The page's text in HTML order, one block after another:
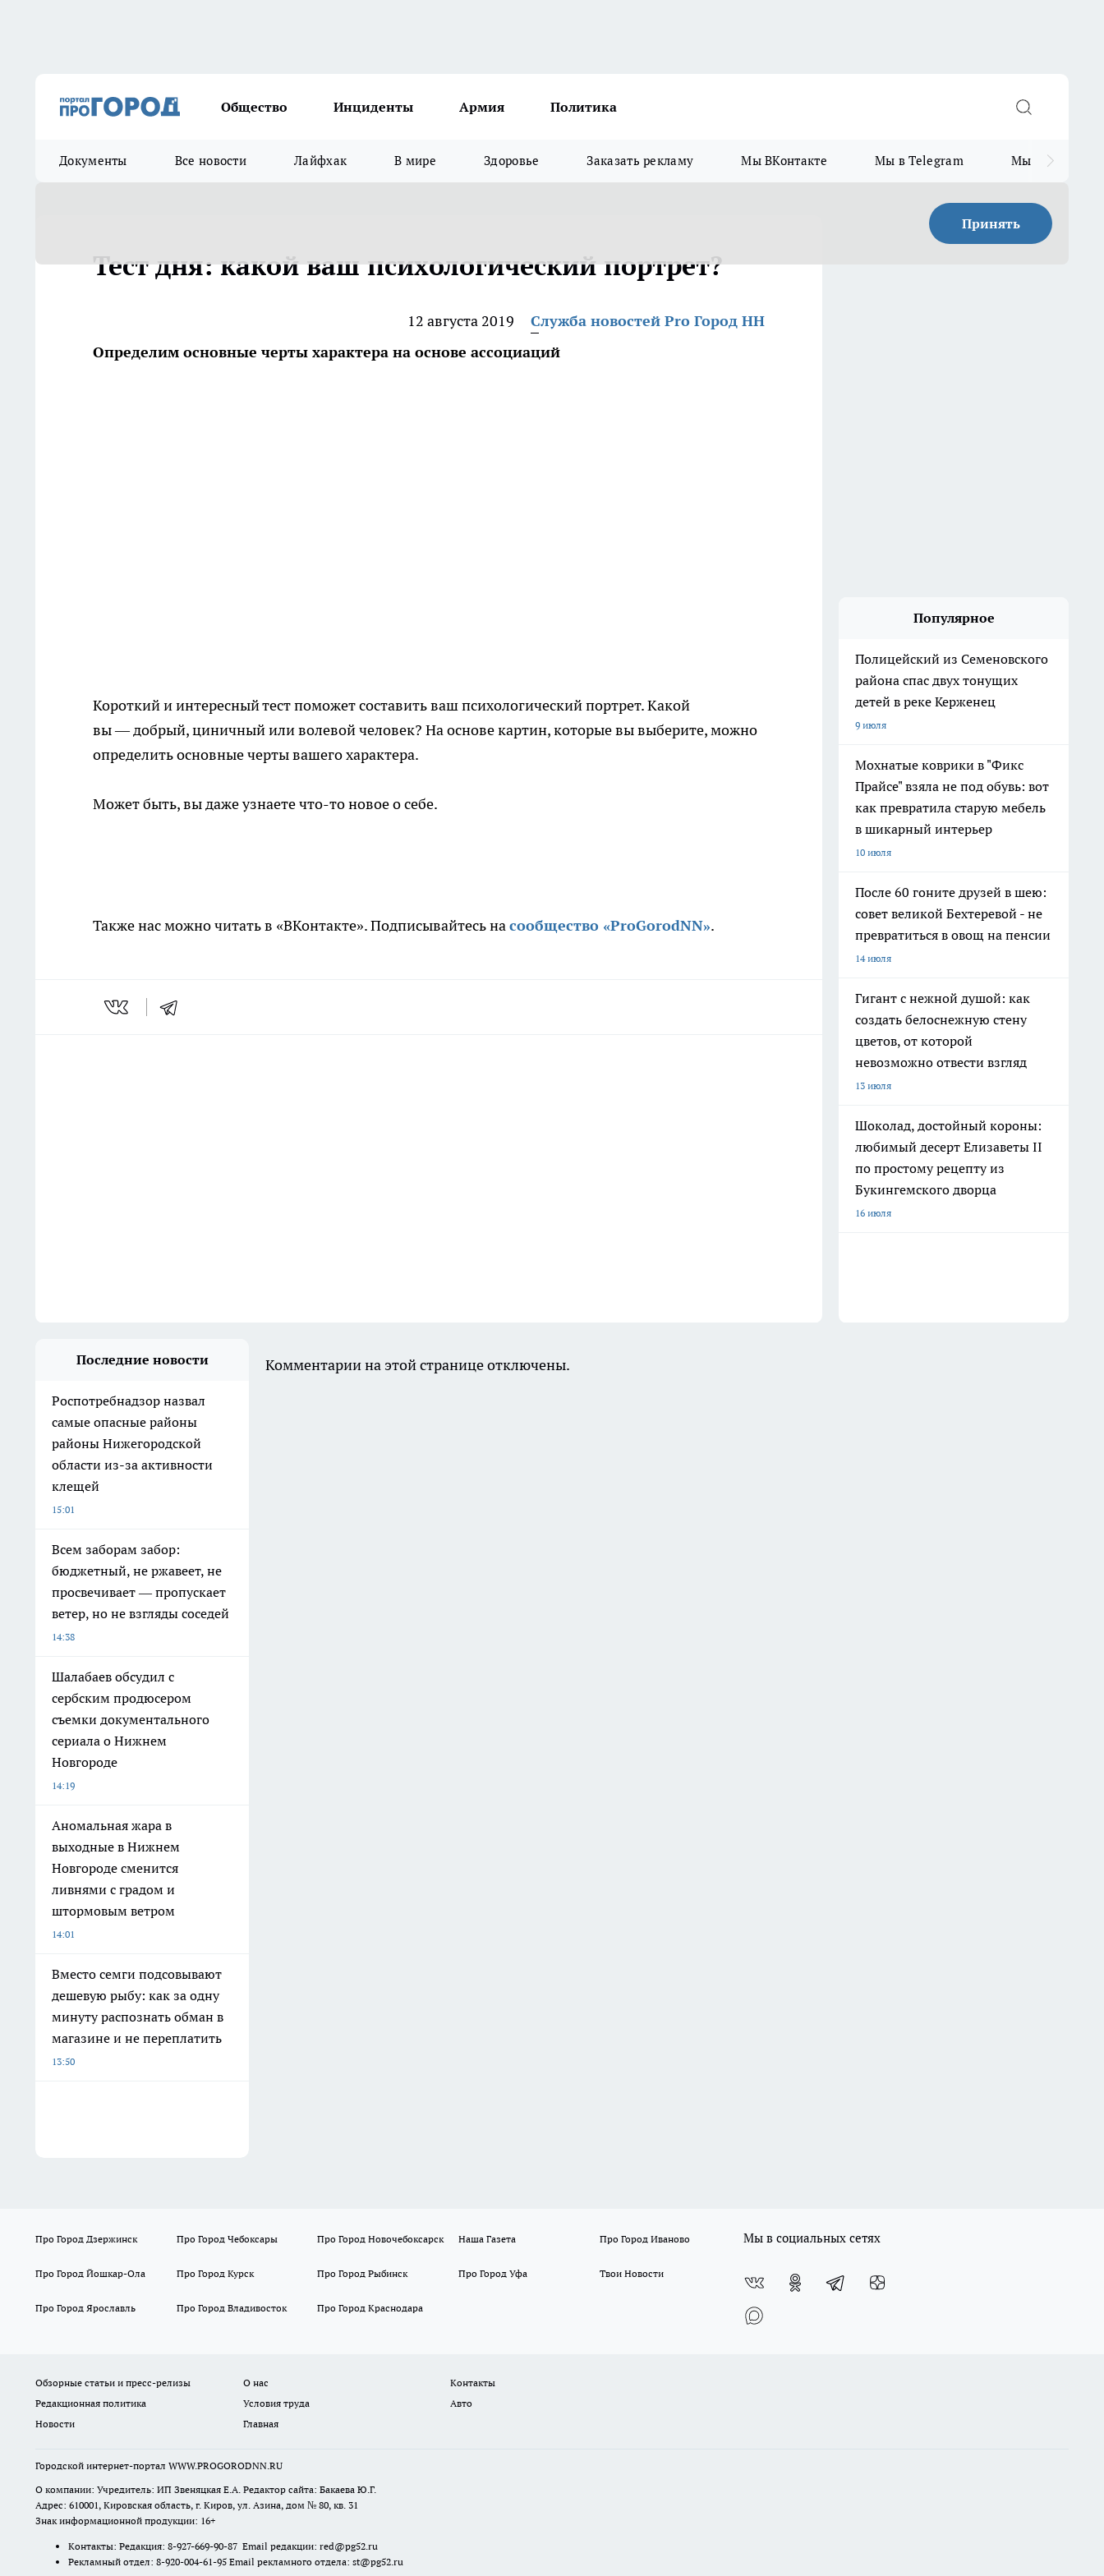
Общество Инциденты Армия Политика
Документы Все новости Лайфхак В мире Здоровье Заказать рекламу Мы ВКонтакте Мы в Telegram Мы в MAX
Принять
Тест дня: какой ваш психологический портрет?
12 августа 2019
Служба новостей Pro Город НН
Определим основные черты характера на основе ассоциаций
Короткий и интересный тест поможет составить ваш психологический портрет. Какой
вы — добрый, циничный или волевой человек? На основе картин, которые вы выберите, можно
определить основные черты вашего характера.
Может быть, вы даже узнаете что-то новое о себе.
Также нас можно читать в «ВКонтакте». Подписывайтесь насообщество «ProGorodNN».
Популярное
Полицейский из Семеновского
района спас двух тонущих
детей в реке Керженец
9 июля
Мохнатые коврики в "Фикс
Прайсе" взяла не под обувь: вот
как превратила старую мебель
в шикарный интерьер
10 июля
После 60 гоните друзей в шею:
совет великой Бехтеревой - не
превратиться в овощ на пенсии
14 июля
Гигант с нежной душой: как
создать белоснежную стену
цветов, от которой
невозможно отвести взгляд
13 июля
Шоколад, достойный короны:
любимый десерт Елизаветы II
по простому рецепту из
Букингемского дворца
16 июля
Последние новости
Роспотребнадзор назвал
самые опасные районы
районы Нижегородской
области из-за активности
клещей
15:01
Всем заборам забор:
бюджетный, не ржавеет, не
просвечивает — пропускает
ветер, но не взгляды соседей
14:38
Шалабаев обсудил с
сербским продюсером
съемки документального
сериала о Нижнем
Новгороде
14:19
Аномальная жара в
выходные в Нижнем
Новгороде сменится
ливнями с градом и
штормовым ветром
14:01
Вместо семги подсовывают
дешевую рыбу: как за одну
минуту распознать обман в
магазине и не переплатить
13:50
Комментарии на этой странице отключены.
Про Город Дзержинск Про Город Чебоксары Про Город Новочебоксарск Наша Газета Про Город Иваново
Про Город Йошкар-Ола Про Город Курск Про Город Рыбинск Про Город Уфа Твои Новости
Про Город Ярославль Про Город Владивосток Про Город Краснодара
Мы в социальных сетях
Обзорные статьи и пресс-релизы О нас
Контакты
Редакционная политика
Условия труда
Авто
Новости
Главная
Городской интернет-портал WWW.PROGORODNN.RU
О компании: Учредитель: ИП Звеняцкая Е.А. Редактор сайта: Бакаева Ю.Г.
Адрес: 610001, Кировская область, г. Киров, ул. Азина, дом № 80, кв. 31
Знак информационной продукции: 16+
Контакты: Редакция: 8-927-669-90-87 Email редакции: red@pg52.ru
Рекламный отдел: 8-920-004-61-95 Email рекламного отдела: st@pg52.ru